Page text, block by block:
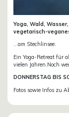
Yoga, Wald,
vegetarisch-
...am Stechlinsee.
Ein Yoga-Retreat für
vielen Jahren.Noch
DONNERSTAG BIS
Fotos sowie Infos zu